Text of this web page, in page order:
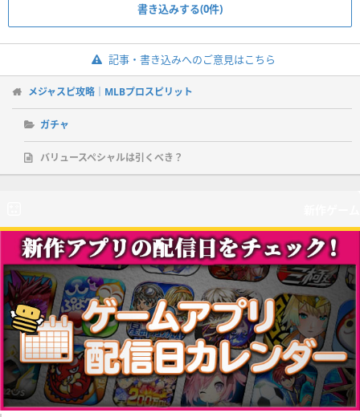
書き込みする(0件)
記事・書き込みへのご意見はこちら
メジャスピ攻略｜MLBプロスピリット
ガチャ
バリュースペシャルは引くべき？